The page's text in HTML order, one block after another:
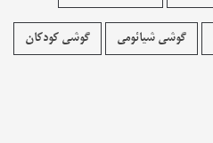
گوشی شیائومی گوشی کودکان